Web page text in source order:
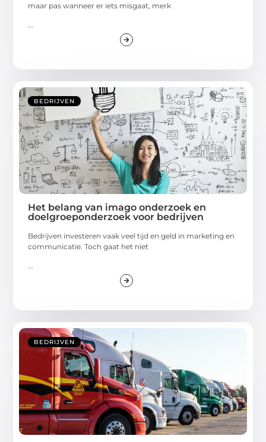
maar pas wanneer er iets misgaat, merk
...
BEDRIJVEN
Het belang van imago onderzoek en
doelgroeponderzoek voor bedrijven
Bedrijven investeren vaak veel tijd en geld in marketing en
communicatie. Toch gaat het niet
...
BEDRIJVEN